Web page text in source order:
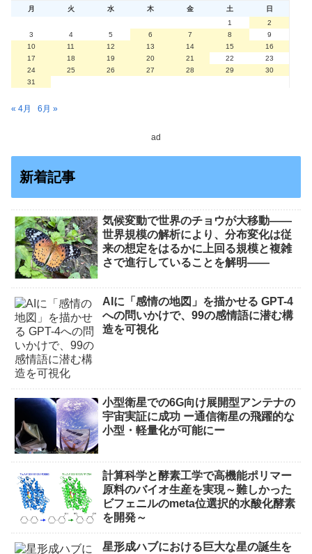
月 火 水 木 金 土
日
1
2
3
4 5 6 7 8
9
10
11 12 13 14 15
16
17
18 19 20 21 22
23
24
25 26 27 28 29
30
31
« 4月 6月 »
ad
新着記事
気候変動で世界のチョウが大移動――
世界規模の解析により、分布変化は従
来の想定をはるかに上回る規模と複雑
さで進行していることを解明――
AIに「感情の地図」を描かせる GPT-4
への問いかけで、99の感情語に潜む構
造を可視化
小型衛星での6G向け展開型アンテナの
宇宙実証に成功 ー通信衛星の飛躍的な
小型・軽量化が可能にー
計算科学と酵素工学で高機能ポリマー
原料のバイオ生産を実現～難しかった
ビフェニルのmeta位選択的水酸化酵素
を開発～
星形成ハブにおける巨大な星の誕生を